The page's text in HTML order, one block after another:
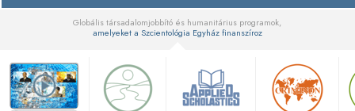
Globális társadalomjobbító és humanitárius programok,
amelyeket a Szcientológia Egyház finanszíroz